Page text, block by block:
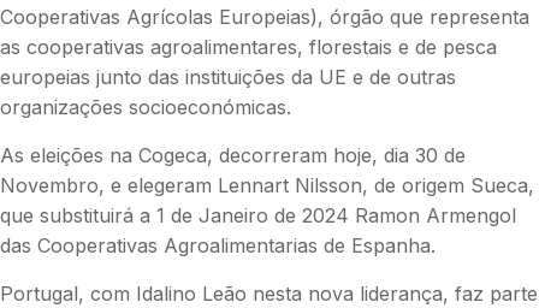
Cooperativas Agrícolas Europeias), órgão que representa
as cooperativas agroalimentares, florestais e de pesca
europeias junto das instituições da UE e de outras
organizações socioeconómicas.
As eleições na Cogeca, decorreram hoje, dia 30 de
Novembro, e elegeram Lennart Nilsson, de origem Sueca,
que substituirá a 1 de Janeiro de 2024 Ramon Armengol
das Cooperativas Agroalimentarias de Espanha.
Portugal, com Idalino Leão nesta nova liderança, faz parte